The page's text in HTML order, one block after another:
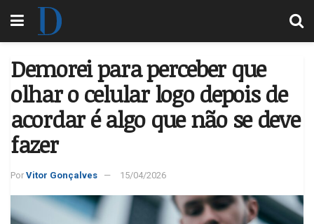
Demorei para perceber que
olhar o celular logo depois de
acordar é algo que não se deve
fazer
Por Vitor Gonçalves 15/04/2026